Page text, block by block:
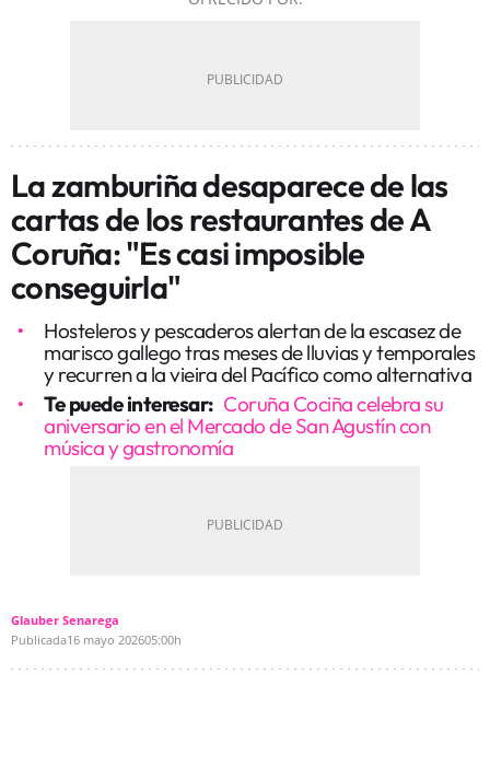
La zamburiña desaparece de las
cartas de los restaurantes de A
Coruña: "Es casi imposible
conseguirla"
Hosteleros y pescaderos alertan de la escasez de
marisco gallego tras meses de lluvias y temporales
y recurren a la vieira del Pacífico como alternativa
Te puede interesar: Coruña Cociña celebra su
aniversario en el Mercado de San Agustín con
música y gastronomía
Glauber Senarega
Publicada16 mayo 202605:00h